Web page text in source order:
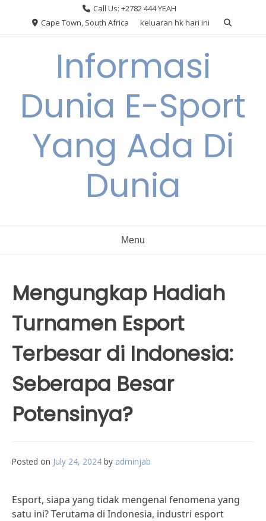
Call Us: +2782 444 YEAH
Cape Town, South Africa
keluaran hk hari ini
Informasi
Dunia E-Sport
Yang Ada Di
Dunia
Menu
Mengungkap Hadiah
Turnamen Esport
Terbesar di Indonesia:
Seberapa Besar
Potensinya?
Posted on July 24, 2024 by adminjab
Esport, siapa yang tidak mengenal fenomena yang
satu ini? Terutama di Indonesia, industri esport